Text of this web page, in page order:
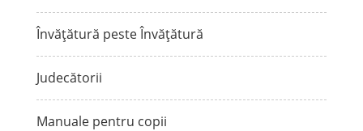
Învățătură peste Învățătură
Judecătorii
Manuale pentru copii